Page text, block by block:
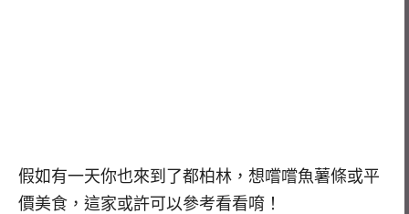
假如有一天你也來到了都柏林，想嚐嚐魚薯條或平
價美食，這家或許可以參考看看唷！